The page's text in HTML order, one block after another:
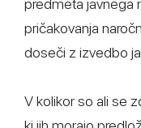
predmeta javnega
pričakovanja
doseči z izvedbo
V kolikor so ali se